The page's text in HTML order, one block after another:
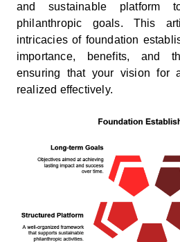
and sustainable platform
philanthropic goals. This
intricacies of foundation
importance, benefits, and
ensuring that your vision for
realized effectively.